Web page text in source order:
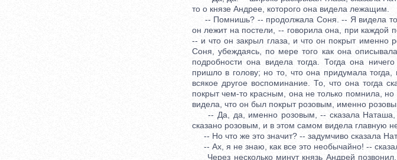
то о князе Андрее, которого она видела лежащим.
-- Помнишь? -- продолжала Соня. -- Я видела
он лежит на постели, -- говорила она, при каждой
-- и что он закрыл глаза, и что он покрыт именно
Соня, убеждаясь, по мере того как она
подробности она видела тогда. Тогда она
пришло в голову; но то, что она придумала
всякое другое воспоминание. То, что она тогда
покрыт чем-то красным, она не только помнила,
видела, что он был покрыт розовым, именно
-- Да, да, именно розовым, -- сказала Наташа,
сказано розовым, и в этом самом видела главную
-- Но что же это значит? -- задумчиво сказала
-- Ах, я не знаю, как все это необычайно! --
Через несколько минут князь Андрей